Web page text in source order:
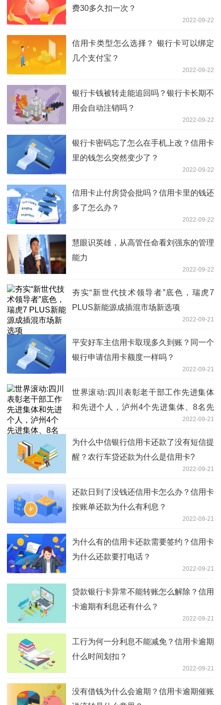
费30多久扣一次？
2022-09-22
信用卡类型怎么选择？ 银行卡可以绑定
几个支付宝？
2022-09-22
银行卡钱被转走能追回吗？银行卡长期不
用会自动注销吗？
2022-09-22
银行卡密码忘了怎么在手机上改？信用卡
里的钱怎么突然变少了？
2022-09-22
信用卡止付房贷会批吗？信用卡里的钱还
多了怎么办？
2022-09-22
慧眼识英雄，从高管任命看刘强东的管理
能力
2022-09-22
夯实“新世代技术领导者”底色，瑞虎7
PLUS新能源成插混市场新选项
2022-09-21
平安好车主信用卡取现多久到账？同一个
银行申请信用卡额度一样吗？
2022-09-21
世界滚动:四川表彰老干部工作先进集体
和先进个人，泸州4个先进集体、8名先
2022-09-21
为什么中信银行信用卡还款了没有短信提
醒？农行车贷还款为什么是信用卡?
2022-09-21
还款日到了没钱还信用卡怎么办？信用卡
按账单还款为什么有利息？
2022-09-21
为什么有的信用卡还款需要签约？信用卡
为什么还款要打电话？
2022-09-21
贷款银行卡异常不能转账怎么解除？信用
卡逾期有利息还有什么？
2022-09-21
工行为何一分利息不能减免？信用卡逾期
什么时间划扣？
2022-09-21
没有借钱为什么会逾期？信用卡逾期催账